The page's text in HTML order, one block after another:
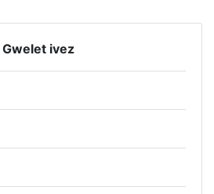
Gwelet ivez